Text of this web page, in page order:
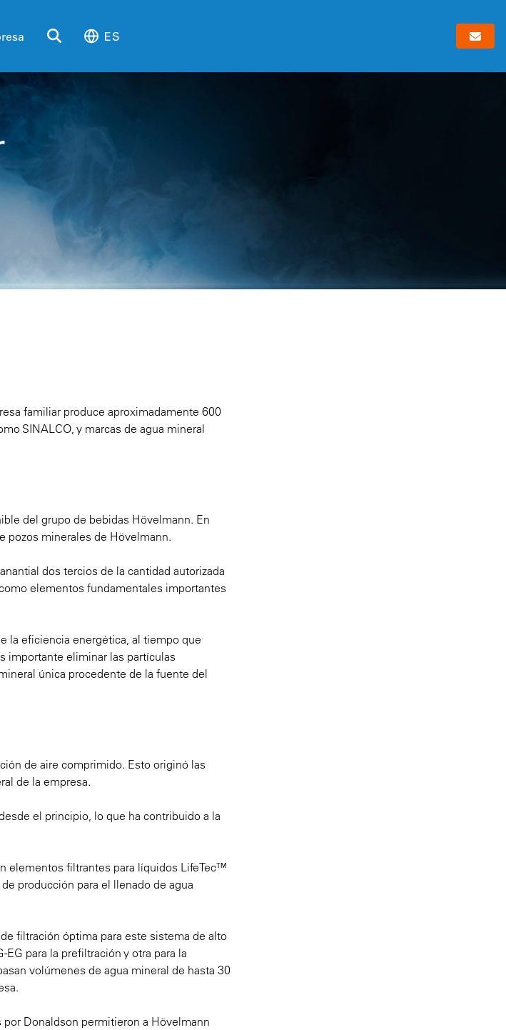
ES
familiar produce aproximadamente 600
SINALCO, y marcas de agua mineral
del grupo de bebidas Hövelmann. En
pozos minerales de Hövelmann.
dos tercios de la cantidad autorizada
elementos fundamentales importantes
la eficiencia energética, al tiempo que
importante eliminar las partículas
única procedente de la fuente del
de aire comprimido. Esto originó las
de la empresa.
el principio, lo que ha contribuido a la
elementos filtrantes para líquidos LifeTec™
producción para el llenado de agua
filtración óptima para este sistema de alto
para la prefiltración y otra para la
volúmenes de agua mineral de hasta 30
Donaldson permitieron a Hövelmann